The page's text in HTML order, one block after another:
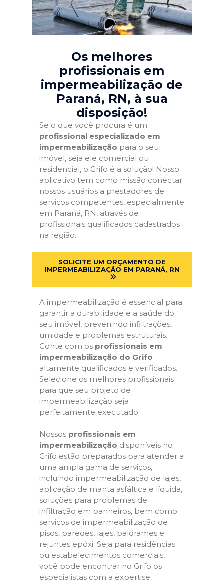
Os melhores
profissionais em
impermeabilização de
Paraná, RN, à sua
disposição!
Se o que você procura é um
profissional especializado em
impermeabilização para o seu
imóvel, seja ele comercial ou
residencial, o Grifo é a solução! Nosso
aplicativo tem como missão conectar
nossos usuários a prestadores de
serviços competentes, especialmente
em Paraná, RN, através de
profissionais qualificados cadastrados
na região.
SOLICITE UM ORÇAMENTO DE
IMPERMEABILIZAÇÃO EM PARANÁ, RN
A impermeabilização é essencial para
garantir a durabilidade e a saúde do
seu imóvel, prevenindo infiltrações,
umidade e problemas estruturais.
Conte com os profissionais em
impermeabilização do Grifo
altamente qualificados e verificados.
Selecione os melhores profissionais
para que seu projeto de
impermeabilização seja
perfeitamente executado.
Nossos profissionais em
impermeabilização disponíveis no
Grifo estão preparados para atender a
uma ampla gama de serviços,
incluindo impermeabilização de lajes,
aplicação de manta asfáltica e líquida,
soluções para problemas de
infiltração em banheiros, bem como
serviços de impermeabilização de
pisos, paredes, lajes, baldrames e
rejuntes epóxi. Seja para residências
ou estabelecimentos comerciais,
você pode encontrar no Grifo os
especialistas com a expertise